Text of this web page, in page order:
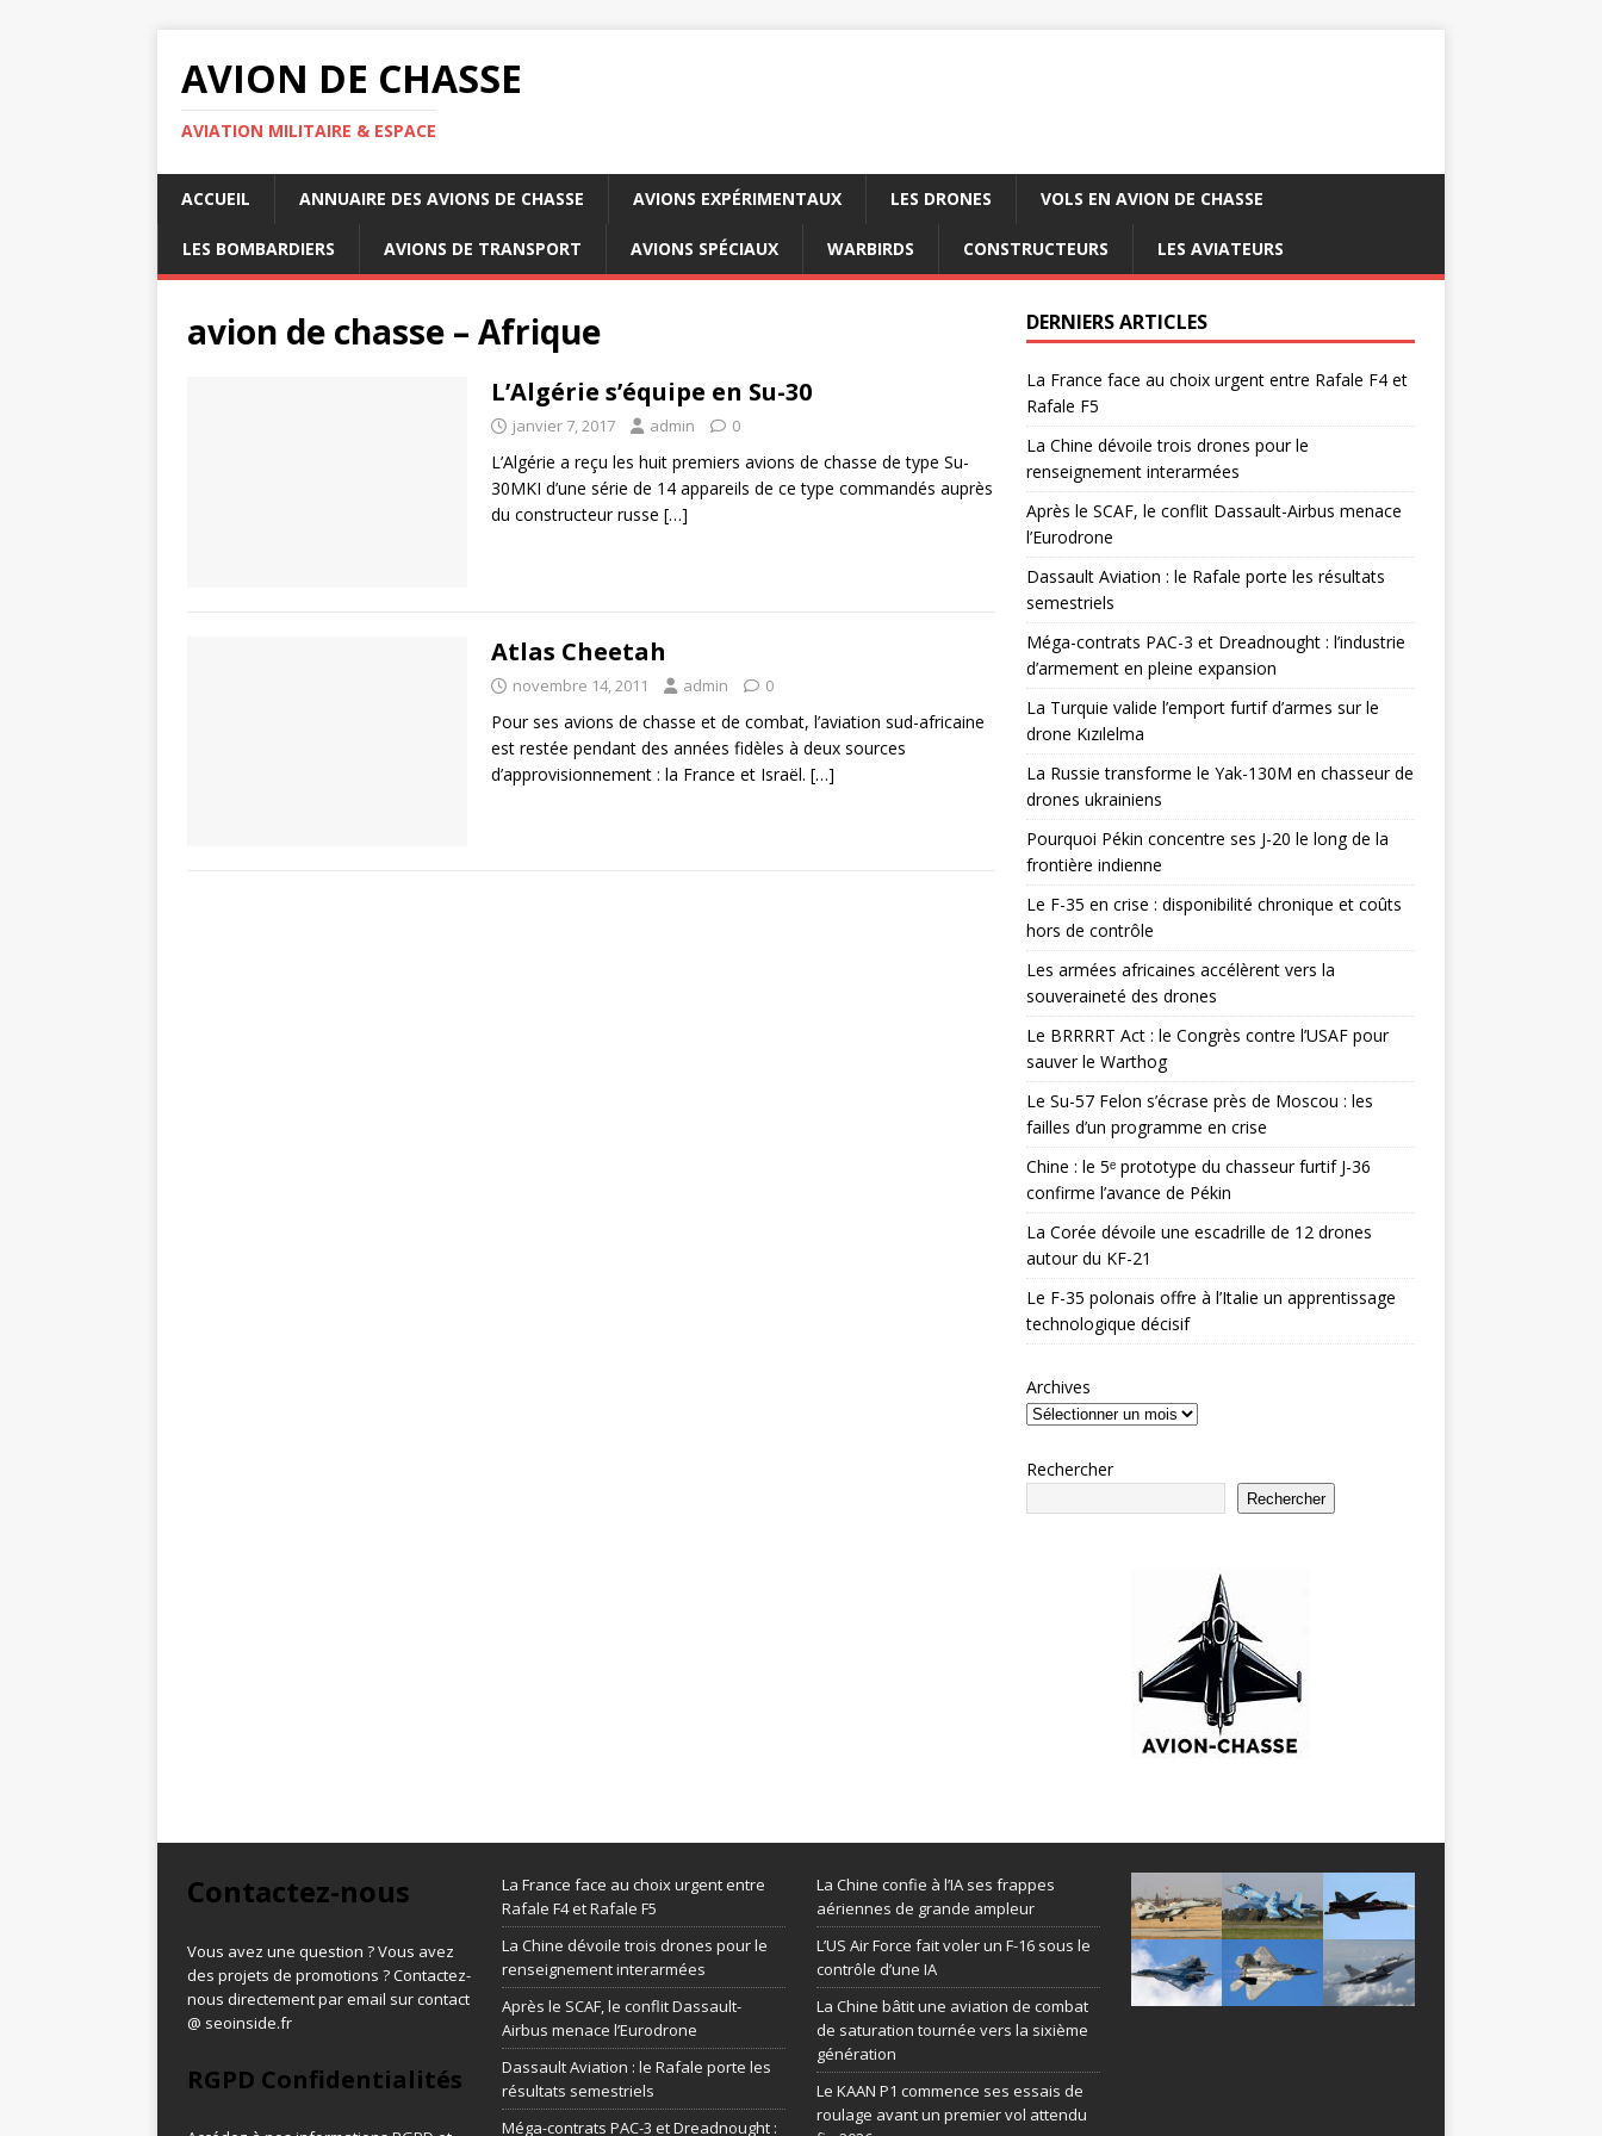
AVION DE CHASSE
AVIATION MILITAIRE & ESPACE
ACCUEIL ANNUAIRE DES AVIONS DE CHASSE AVIONS EXPÉRIMENTAUX LES DRONES VOLS EN AVION DE CHASSE
LES BOMBARDIERS AVIONS DE TRANSPORT AVIONS SPÉCIAUX WARBIRDS CONSTRUCTEURS LES AVIATEURS
avion de chasse – Afrique
L’Algérie s’équipe en Su-30
janvier 7, 2017 admin 0
L’Algérie a reçu les huit premiers avions de chasse de type Su-
30MKI d’une série de 14 appareils de ce type commandés auprès
du constructeur russe […]
Atlas Cheetah
novembre 14, 2011 admin 0
Pour ses avions de chasse et de combat, l’aviation sud-africaine
est restée pendant des années fidèles à deux sources
d’approvisionnement : la France et Israël. […]
DERNIERS ARTICLES
La France face au choix urgent entre Rafale F4 et
Rafale F5
La Chine dévoile trois drones pour le
renseignement interarmées
Après le SCAF, le conflit Dassault-Airbus menace
l’Eurodrone
Dassault Aviation : le Rafale porte les résultats
semestriels
Méga-contrats PAC-3 et Dreadnought : l’industrie
d’armement en pleine expansion
La Turquie valide l’emport furtif d’armes sur le
drone Kızılelma
La Russie transforme le Yak-130M en chasseur de
drones ukrainiens
Pourquoi Pékin concentre ses J-20 le long de la
frontière indienne
Le F-35 en crise : disponibilité chronique et coûts
hors de contrôle
Les armées africaines accélèrent vers la
souveraineté des drones
Le BRRRRT Act : le Congrès contre l’USAF pour
sauver le Warthog
Le Su-57 Felon s’écrase près de Moscou : les
failles d’un programme en crise
Chine : le 5ᵉ prototype du chasseur furtif J-36
confirme l’avance de Pékin
La Corée dévoile une escadrille de 12 drones
autour du KF-21
Le F-35 polonais offre à l’Italie un apprentissage
technologique décisif
Archives
Rechercher
Rechercher
Contactez-nous
Vous avez une question ? Vous avez
des projets de promotions ? Contactez-
nous directement par email sur contact
@ seoinside.fr
RGPD Confidentialités
La France face au choix urgent entre
Rafale F4 et Rafale F5
La Chine dévoile trois drones pour le
renseignement interarmées
Après le SCAF, le conflit Dassault-
Airbus menace l’Eurodrone
Dassault Aviation : le Rafale porte les
résultats semestriels
Méga-contrats PAC-3 et Dreadnought :
La Chine confie à l’IA ses frappes
aériennes de grande ampleur
L’US Air Force fait voler un F-16 sous le
contrôle d’une IA
La Chine bâtit une aviation de combat
de saturation tournée vers la sixième
génération
Le KAAN P1 commence ses essais de
roulage avant un premier vol attendu